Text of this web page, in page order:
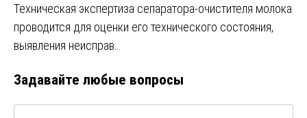
Техническая экспертиза сепаратора-очистителя молока
проводится для оценки его технического состояния,
выявления неисправ…
Задавайте любые вопросы